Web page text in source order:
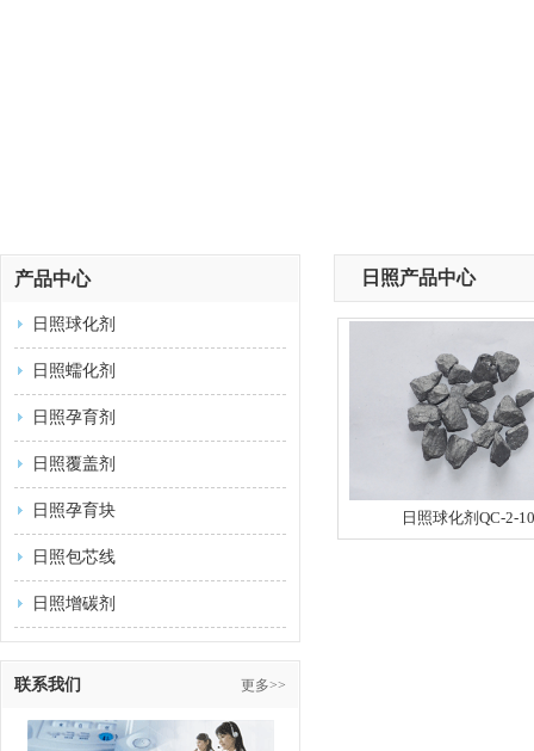
产品中心
日照球化剂
日照蠕化剂
日照孕育剂
日照覆盖剂
日照孕育块
日照包芯线
日照增碳剂
联系我们 更多>>
日照产品中心
日照球化剂QC-2-10